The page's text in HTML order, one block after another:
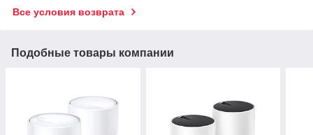
Все условия возврата
Подобные товары компании